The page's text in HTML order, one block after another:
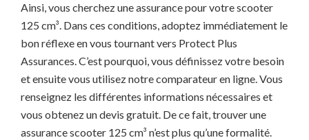
Ainsi, vous cherchez une assurance pour votre scooter
125 cm³. Dans ces conditions, adoptez immédiatement le
bon réflexe en vous tournant vers Protect Plus
Assurances. C’est pourquoi, vous définissez votre besoin
et ensuite vous utilisez notre comparateur en ligne. Vous
renseignez les différentes informations nécessaires et
vous obtenez un devis gratuit. De ce fait, trouver une
assurance scooter 125 cm³ n’est plus qu’une formalité.